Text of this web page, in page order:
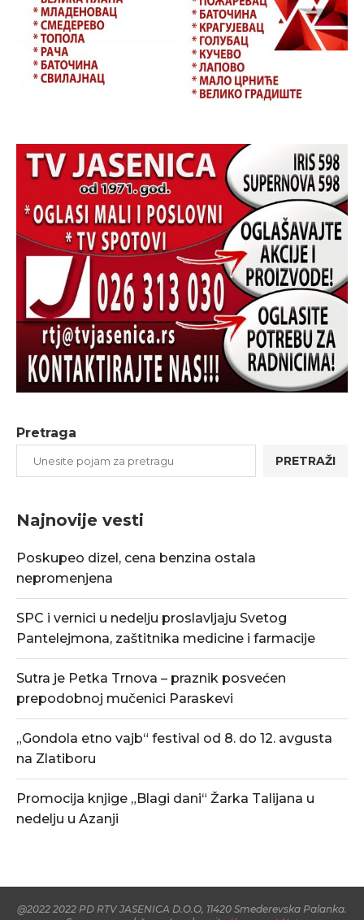
Pretraga
PRETRAŽI
Najnovije vesti
Poskupeo dizel, cena benzina ostala
nepromenjena
SPC i vernici u nedelju proslavljaju Svetog
Pantelejmona, zaštitnika medicine i farmacije
Sutra je Petka Trnova – praznik posvećen
prepodobnoj mučenici Paraskevi
„Gondola etno vajb“ festival od 8. do 12. avgusta
na Zlatiboru
Promocija knjige „Blagi dani“ Žarka Talijana u
nedelju u Azanji
@2022 2022 PD RTV JASENICA D.O.O, 11420 Smederevska Palanka.